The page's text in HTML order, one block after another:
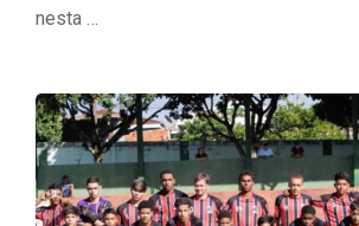
nesta …